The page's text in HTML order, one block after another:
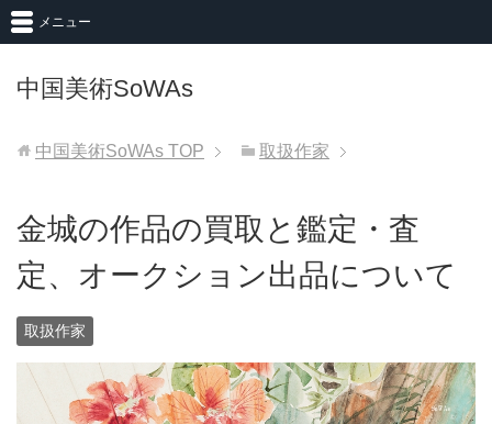
中国美術SoWAs
メニュー
中国美術SoWAs TOP 取扱作家
金城の作品の買取と鑑定・査
定、オークション出品について
取扱作家